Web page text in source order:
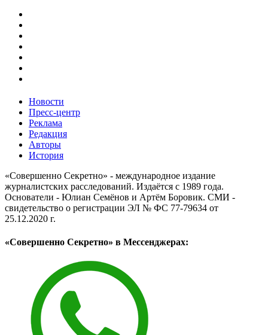
Новости
Пресс-центр
Реклама
Редакция
Авторы
История
«Совершенно Секретно» - международное издание
журналистских расследований. Издаётся с 1989 года.
Основатели - Юлиан Семёнов и Артём Боровик. CМИ -
свидетельство о регистрации ЭЛ № ФС 77-79634 от
25.12.2020 г.
«Совершенно Секретно» в Мессенджерах: